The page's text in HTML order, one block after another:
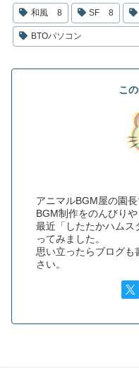
和風 8 SF 8
BTOパソコン
こ
アニマルBGM屋の園長
BGM制作をのんびりや
最近「したたかハムス
ってみました。
思い立ったらブログ
さい。